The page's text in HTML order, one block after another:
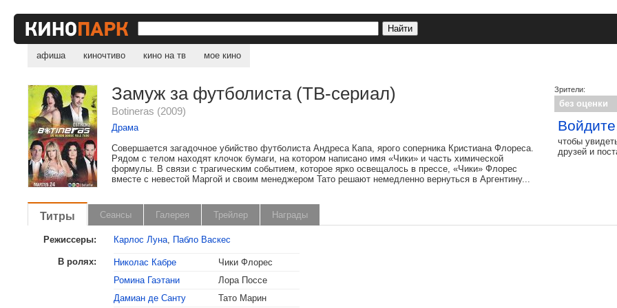
афиша киночтиво кино на тв мое кино
Замуж за футболиста (ТВ-сериал)
Botineras (2009)
Драма
Совершается загадочное убийство футболиста Андреса Капа, ярого соперника Кристиана Флореса.
Рядом с телом находят клочок бумаги, на котором написано имя «Чики» и часть химической
формулы. В связи с трагическим событием, которое ярко освещалось в прессе, «Чики» Флорес
вместе с невестой Маргой и своим менеджером Тато решают немедленно вернуться в Аргентину...
Зрители:
без оценки
Войдите
чтобы
друзей и
Титры Сеансы Галерея Трейлер Награды
Режиссеры: Карлос Луна, Пабло Васкес
В ролях: Николас Кабре
Чики Флорес
Ромина Гаэтани
Лора Поссе
Дамиан де Санту
Тато Марин